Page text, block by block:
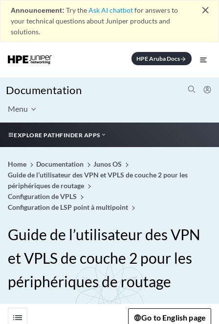
Announcement: Try theAsk AI chatbotfor answers to
your technical questions about Juniper products and
solutions.
close
HPE Aruba Docsarrow_forward
Documentation
Menu
EXPLORE PATHFINDER APPS
Home Documentation
Junos OS
Guide de l’utilisateur des VPN et VPLS de couche 2 pour les
périphériques de routage
Configuration de VPLS
Configuration de LSP point à multipoint
Guide de l’utilisateur des VPN
et VPLS de couche 2 pour les
périphériques de routage
list Go to English page